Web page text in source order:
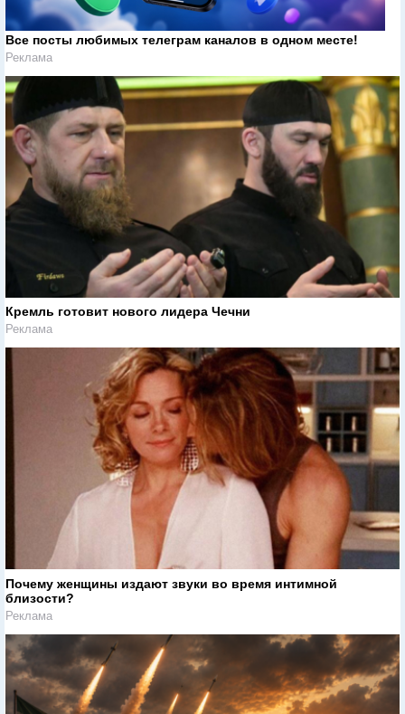
Все посты любимых телеграм каналов в одном месте!
Реклама
Кремль готовит нового лидера Чечни
Реклама
Почему женщины издают звуки во время интимной
близости?
Реклама